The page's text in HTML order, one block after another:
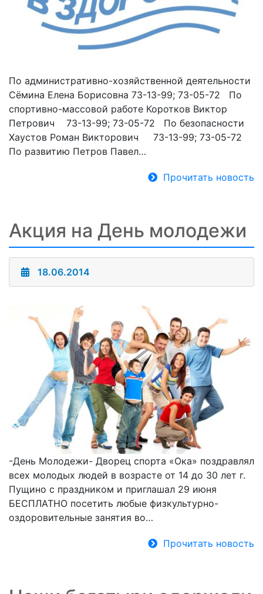
По административно-хозяйственной деятельности
Сёмина Елена Борисовна 73-13-99; 73-05-72 По
спортивно-массовой работе Коротков Виктор
Петрович 73-13-99; 73-05-72 По безопасности
Хаустов Роман Викторович 73-13-99; 73-05-72
По развитию Петров Павел…
Прочитать новость
Акция на День молодежи
18.06.2014
-День Молодежи- Дворец спорта «Ока» поздравлял
всех молодых людей в возрасте от 14 до 30 лет г.
Пущино с праздником и приглашал 29 июня
БЕСПЛАТНО посетить любые физкультурно-
оздоровительные занятия во…
Прочитать новость